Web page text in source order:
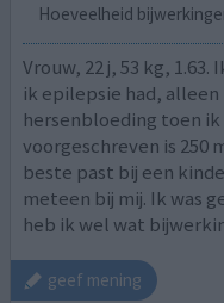
Hoeveelheid
Vrouw, 22 j, 53 kg,
ik epilepsie had,
hersenbloeding toen ik
voorgeschreven is 250
beste past bij een
meteen bij mij. Ik was
heb ik wel wat
geef mening